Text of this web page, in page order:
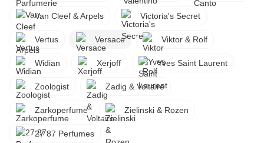
Van Cleef & Arpels Victoria's Secret
Vertus Versace Viktor & Rolf
Widian Xerjoff Yves Saint Laurent
Zoologist Zadig & Voltaire
Zarkoperfume Zielinski & Rozen
27 87 Perfumes